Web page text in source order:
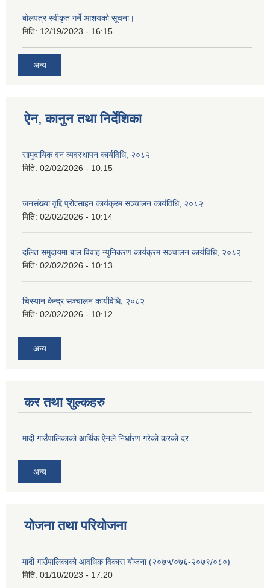
बोलपत्र स्वीकृत गर्ने आशयको सूचना।
मिति: 12/19/2023 - 16:15
अन्य
ऐन, कानुन तथा निर्देशिका
सामुदायिक वन व्यवस्थापन कार्यविधि, २०८२
मिति: 02/02/2026 - 10:15
जनसंख्या वृद्दि प्रोत्साहन कार्यक्रम सञ्‍चालन कार्यविधि, २०८२
मिति: 02/02/2026 - 10:14
दलित समुदायमा बाल विवाह न्युनिकरण कार्यक्रम सञ्‍चालन कार्यविधि, २०८२
मिति: 02/02/2026 - 10:13
चिस्यान केन्द्र सञ्‍चालन कार्यविधि, २०८२
मिति: 02/02/2026 - 10:12
अन्य
कर तथा शुल्कहरु
मादी गाउँपालिकाको आर्थिक ऐनले निर्धारण गरेको करको दर
अन्य
योजना तथा परियोजना
मादी गाउँपालिकाको आवधिक विकास योजना (२०७५/०७६-२०७९/०८०)
मिति: 01/10/2023 - 17:20